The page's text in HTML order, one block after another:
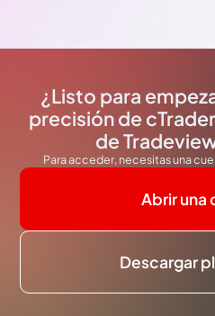
¿Listo para
precisión de
de
Para acceder, necesitas una
Abrir una
Descargar